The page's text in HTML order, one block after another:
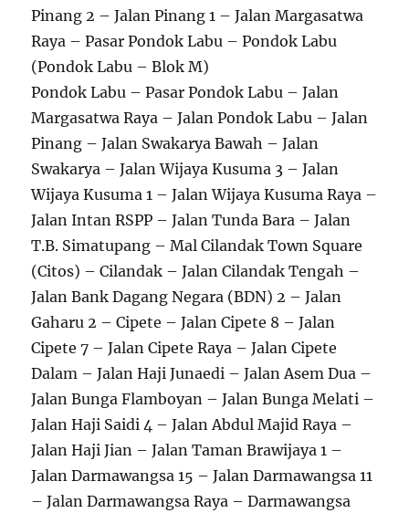
Pinang 2 – Jalan Pinang 1 – Jalan Margasatwa
Raya – Pasar Pondok Labu – Pondok Labu
(Pondok Labu – Blok M)
Pondok Labu – Pasar Pondok Labu – Jalan
Margasatwa Raya – Jalan Pondok Labu – Jalan
Pinang – Jalan Swakarya Bawah – Jalan
Swakarya – Jalan Wijaya Kusuma 3 – Jalan
Wijaya Kusuma 1 – Jalan Wijaya Kusuma Raya –
Jalan Intan RSPP – Jalan Tunda Bara – Jalan
T.B. Simatupang – Mal Cilandak Town Square
(Citos) – Cilandak – Jalan Cilandak Tengah –
Jalan Bank Dagang Negara (BDN) 2 – Jalan
Gaharu 2 – Cipete – Jalan Cipete 8 – Jalan
Cipete 7 – Jalan Cipete Raya – Jalan Cipete
Dalam – Jalan Haji Junaedi – Jalan Asem Dua –
Jalan Bunga Flamboyan – Jalan Bunga Melati –
Jalan Haji Saidi 4 – Jalan Abdul Majid Raya –
Jalan Haji Jian – Jalan Taman Brawijaya 1 –
Jalan Darmawangsa 15 – Jalan Darmawangsa 11
– Jalan Darmawangsa Raya – Darmawangsa